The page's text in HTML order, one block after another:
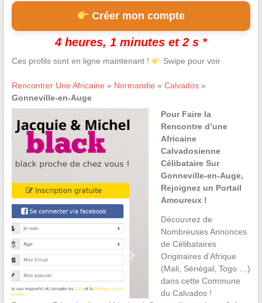
Créer mon compte
4 heures, 1 minutes et 2 s *
Ces profils sont en ligne maintenant ! Swipe pour voir
Rencontrer Une Africaine » Normandie » Calvados»
Gonneville-en-Auge
Pour Faire la
Rencontre d’une
Africaine
Calvadosienne
Célibataire Sur
Gonneville-en-Auge,
Rejoignez un Portail
Amoureux !
Découvrez de
Nombreuses Annonces
de Célibataires
Originaires d’Afrique
(Mali, Sénégal, Togo …)
dans cette Commune
du Calvados !